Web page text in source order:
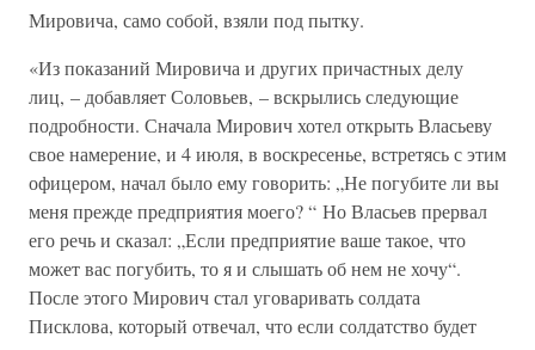
Мировича, само собой, взяли под пытку.
«Из показаний Мировича и других причастных делу
лиц, – добавляет Соловьев, – вскрылись следующие
подробности. Сначала Мирович хотел открыть Власьеву
свое намерение, и 4 июля, в воскресенье, встретясь с этим
офицером, начал было ему говорить: „Не погубите ли вы
меня прежде предприятия моего? “ Но Власьев прервал
его речь и сказал: „Если предприятие ваше такое, что
может вас погубить, то я и слышать об нем не хочу“.
После этого Мирович стал уговаривать солдата
Писклова, который отвечал, что если солдатство будет